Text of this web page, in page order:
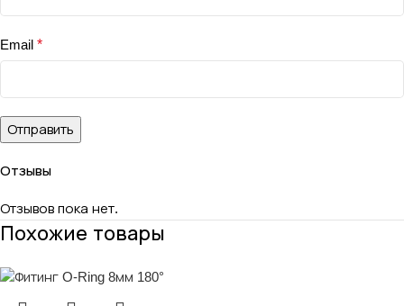
Отзывы
Отзывов пока нет.
Email *
Похожие товары